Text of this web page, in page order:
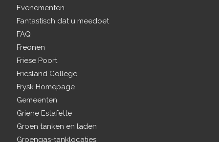
Evenementen
Fantastisch dat u meedoet
FAQ
Freonen
Friese Poort
Friesland College
Frysk Homepage
Gemeenten
Griene Estafette
Groen tanken en laden
Groengas-tanklocaties